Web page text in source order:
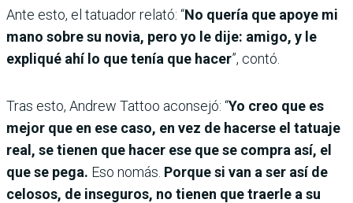
Ante esto, el tatuador relató: “No quería que apoye mi
mano sobre su novia, pero yo le dije: amigo, y le
expliqué ahí lo que tenía que hacer”, contó.
Tras esto, Andrew Tattoo aconsejó: “Yo creo que es
mejor que en ese caso, en vez de hacerse el tatuaje
real, se tienen que hacer ese que se compra así, el
que se pega. Eso nomás. Porque si van a ser así de
celosos, de inseguros, no tienen que traerle a su